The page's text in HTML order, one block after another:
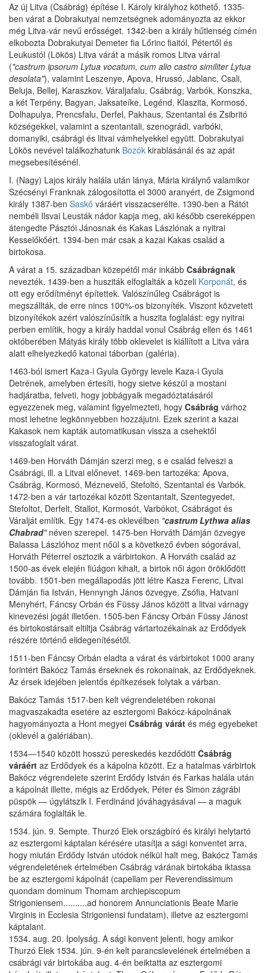
Az új Litva (Csábrág) építése I. Károly királyhoz köthető. 1335-
ben várat a Dobrakutyai nemzetségnek adományozta az ekkor
még Litva-vár nevű erősséget. 1342-ben a király hűtlenség címén
elkobozta Dobrakutyai Demeter fia Lőrinc fiaitól, Pétertől és
Leukustól (Lökös) Litva várát a másik romos Litva várral
("castrum ipsorum Lytua vocatum, cum alio castro similiter Lytua
desolata"), valamint Leszenye, Apova, Hrussó, Jablanc, Csali,
Beluja, Bellej, Karaszkov, Váraljafalu, Csábrág, Varbók, Konszka,
a két Terpény, Bagyan, Jaksateíke, Legénd, Klaszita, Kormosó,
Dolhapulya, Prencsfalu, Derfel, Pakhaus, Szentantal és Zsibritó
községekkel, valamint a szentantali, szenográdi, varbóki,
domanyiki, csábrági és litvai vámhelyekkel együtt. Dobrakutyai
Lökös nevével találkozhatunk Bozók kirablásánál és az apát
megsebesítésénél.
I. (Nagy) Lajos király halála után lánya, Mária királynő valamikor
Szécsényi Franknak zálogosította el 3000 aranyért, de Zsigmond
király 1387-ben Saskő váráért visszacserélte. 1390-ben a Rátót
nembéli Ilsvai Leusták nádor kapja meg, aki később csereképpen
átengedte Pásztói Jánosnak és Kakas Lászlónak a nyitrai
Kesselőkőért. 1394-ben már csak a kazai Kakas család a
birtokosa.
A várat a 15. században közepétől már inkább Csábrágnak
nevezték. 1439-ben a husziták elfoglalták a közeli Korponát, és
ott egy erődítményt építettek. Valószínűleg Csábrágot is
megszállták, de erre nincs 100%-os bizonyíték. Viszont közvetett
bizonyítékok azért valószínűsítik a huszita foglalást: egy nyitrai
perben említik, hogy a király haddal vonul Csábrág ellen és 1461
októberében Mátyás király több oklevelet is kiállított a Litva vára
alatt elhelyezkedő katonai táborban (galéria).
1463-ból ismert Kaza-i Gyula György levele Kaza-i Gyula
Detrének, amelyben értesíti, hogy sietve készül a mostani
hadjáratba, felveti, hogy jobbágyaik megadóztatásáról
egyezzenek meg, valamint figyelmezteti, hogy Csábrág várhoz
most lehetne legkönnyebben hozzájutni. Ezek szerint a kazai
Kakasok nem kapták automatikusan vissza a csehektől
visszafoglalt várat.
1469-ben Horváth Dámján szerzi meg, s e család felveszi a
Csábrági, ill. a Litvai előnevet. 1469-ben tartozéka: Apova,
Csábrág, Kormosó, Méznevelő, Stefoltó, Szentantal és Varbók.
1472-ben a vár tartozékai között Szentantalt, Szentegyedet,
Stefoltot, Derfelt, Stallot, Kormosót, Varbókot, Csábrágot és
Váralját említik. Egy 1474-es oklevélben "castrum Lythwa alias
Chabrad"néven szerepel. 1475-ben Horváth Dámján özvegye
Balassa Lászlóhoz ment nőül s a következő évben sógorával,
Horváth Péterrel osztozik a várbirtokon. A Horváth család az
1500-as évek elején fiúágon kihalt, a birtok női ágon öröklődött
tovább. 1501-ben megállapodás jött létre Kasza Ferenc, Litvai
Dámján fia István, Hennyngh János özvegye, Zsófia, Hatvani
Menyhért, Fáncsy Orbán és Füssy János között a litvai várnagy
kinevezési jogát illetően. 1505-ben Fáncsy Orbán Füssy Jánost
és birtokostársait eltiltja Csábrág vártartozékainak az Erdődyek
részére történő elidegenítésétől.
1511-ben Fáncsy Orbán eladta a várat és várbirtokot 1000 arany
forintért Bakócz Tamás érseknek és rokonainak, az Erdődyeknek.
Az érsek idejében jelentős építkezések folytak a várban.
Bakócz Tamás 1517-ben kelt végrendeletében rokonai
magvaszakadta esetére az esztergomi Bakócz-kápolnának
hagyományozta a Hont megyei Csábrág várát és még egyebeket
(oklevél a galériában).
1534—1540 között hosszú pereskedés kezdődött Csábrág
váráért az Erdődyek és a kápolna között. Ez a hatalmas várbirtok
Bakócz végrendelete szerint Erdődy István és Farkas halála után
a kápolnát illette, mégis az Erdődyek, Péter és Simon zágrábi
püspök — úgylátszik I. Ferdinánd jóváhagyásával — a maguk
számára foglalták le.
1534. jún. 9. Sempte. Thurzó Elek országbíró és királyi helytartó
az esztergomi káptalan kérésére utasítja a sági konventet arra,
hogy miután Erdődy István utódok nélkül halt meg, Bakócz Tamás
végrendeletének értelmében Csábrág várának birtokába iktassa
be az esztergomi kápolnát (capellam per Reverendissimum
quondam dominum Thomam archiepiscopum
Strigoniensem..........ad honorem Annunciationis Beate Marie
Virginis in Ecclesia Strigoniensi fundatam), illetve az esztergomi
káptalant.
1534. aug. 20. Ipolyság. A sági konvent jelenti, hogy amikor
Thurzó Elek 1534. jún. 9-én kelt parancslevelének értelmében a
csábrági vár birtokába aug. 4-én beiktatta az esztergomi